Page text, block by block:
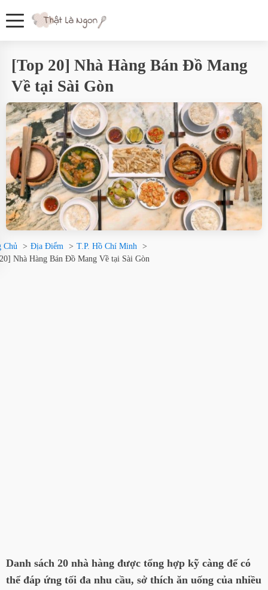
[Top 20] Nhà Hàng Bán Đồ Mang
Về tại Sài Gòn
Chủ Địa Điểm
T.P. Hồ Chí Minh
Nhà Hàng Bán Đồ Mang Về tại Sài Gòn
Danh sách 20 nhà hàng được tổng hợp kỹ càng để có
thể đáp ứng tối đa nhu cầu, sở thích ăn uống của nhiều